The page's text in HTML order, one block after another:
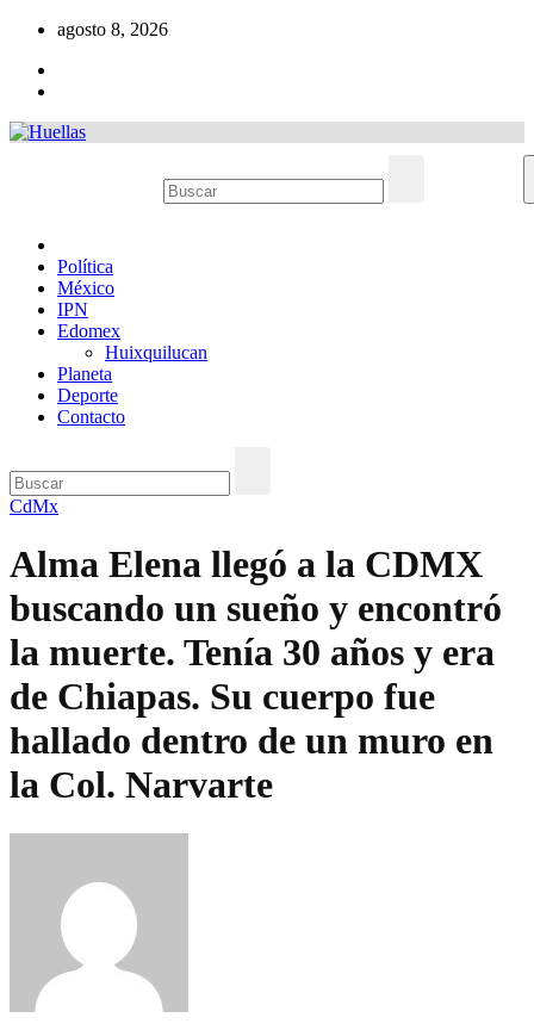
contenido
agosto 8, 2026
Política
México
IPN
Edomex
Huixquilucan
Planeta
Deporte
Contacto
CdMx
Alma Elena llegó a la CDMX
buscando un sueño y encontró
la muerte. Tenía 30 años y era
de Chiapas. Su cuerpo fue
hallado dentro de un muro en
la Col. Narvarte